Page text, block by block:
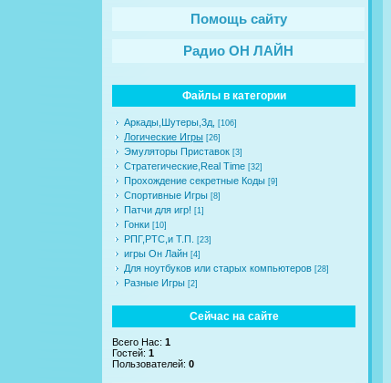
Помощь сайту
Радио ОН ЛАЙН
Файлы в категории
Аркады,Шутеры,3д, [106]
Логические Игры [26]
Эмуляторы Приставок [3]
Стратегические,Real Time [32]
Прохождение секретные Коды [9]
Спортивные Игры [8]
Патчи для игр! [1]
Гонки [10]
РПГ,РТС,и Т.П. [23]
игры Он Лайн [4]
Для ноутбуков или старых компьютеров [28]
Разные Игры [2]
Сейчас на сайте
Всего Нас: 1
Гостей: 1
Пользователей: 0